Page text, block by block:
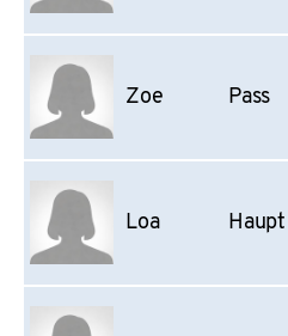
Zoe Pass
Loa Haupt